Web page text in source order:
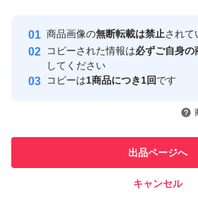
安心取引出品者
心・安全
取引実績
引を完
での取引
商品画像の無断転載は禁止されて
コピーされた情報は必ずご自身の
してください
コピーは1商品につき1回です
出品ページへ
キャンセル